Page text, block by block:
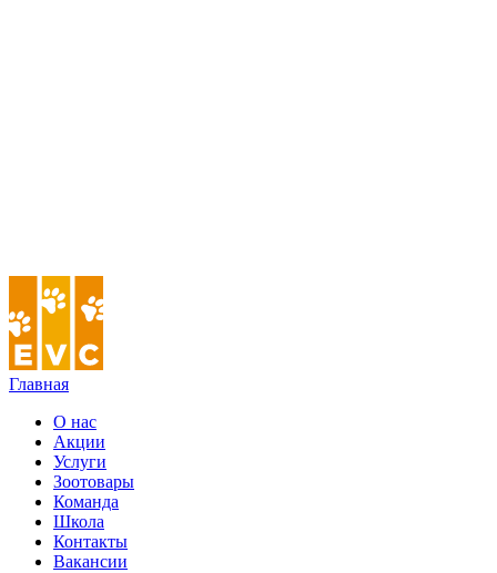
Главная
О нас
Акции
Услуги
Зоотовары
Команда
Школа
Контакты
Вакансии